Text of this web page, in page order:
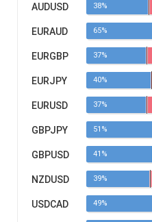
AUDUSD 38%
EURAUD 65%
EURGBP 37%
EURJPY 40%
EURUSD 37%
GBPJPY 51%
GBPUSD 41%
NZDUSD 39%
USDCAD 49%